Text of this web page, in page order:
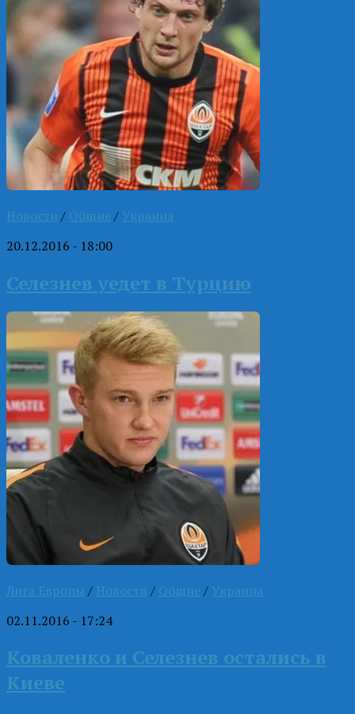
Новости / Общие / Украина
20.12.2016 - 18:00
Селезнев уедет в Турцию
Лига Европы / Новости / Общие / Украина
02.11.2016 - 17:24
Коваленко и Селезнев остались в
Киеве